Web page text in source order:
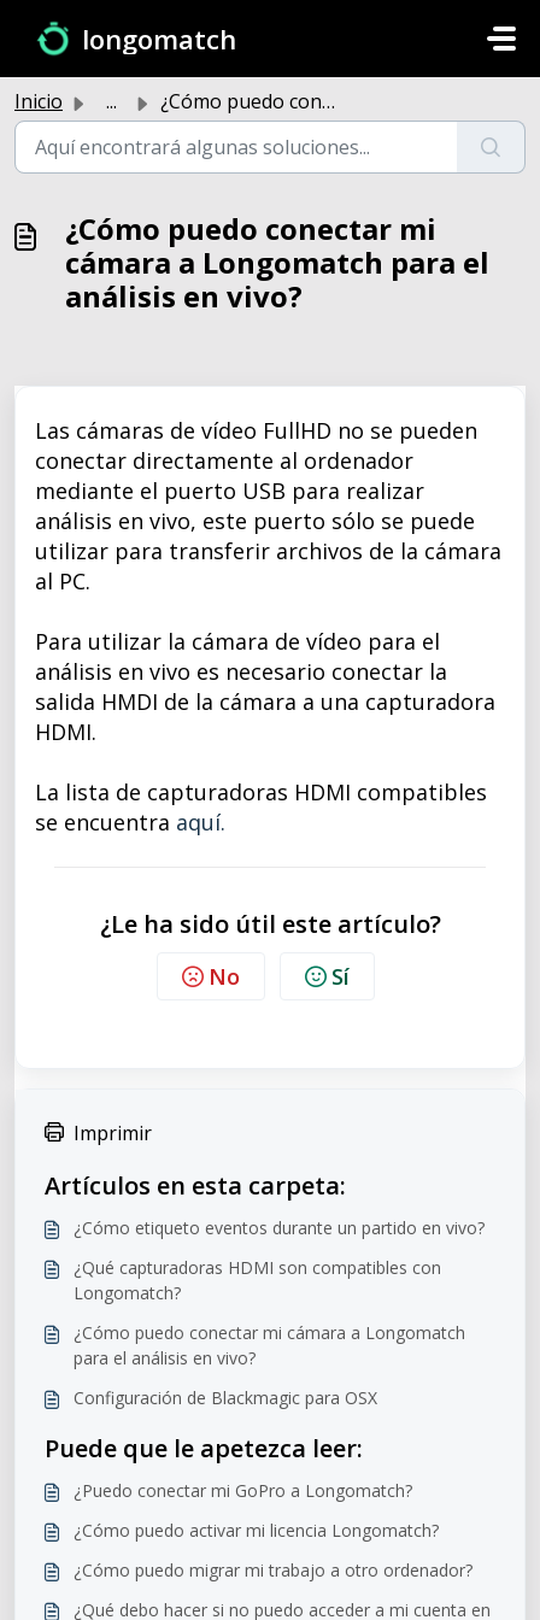
longomatch
Inicio ... ¿Cómo puedo conectar mi cámara a Longomatch para el análi...
¿Cómo puedo conectar mi
cámara a Longomatch para el
análisis en vivo?
Las cámaras de vídeo FullHD no se pueden
conectar directamente al ordenador
mediante el puerto USB para realizar
análisis en vivo, este puerto sólo se puede
utilizar para transferir archivos de la cámara
al PC.
Para utilizar la cámara de vídeo para el
análisis en vivo es necesario conectar la
salida HMDI de la cámara a una capturadora
HDMI.
La lista de capturadoras HDMI compatibles
se encuentra aquí.
¿Le ha sido útil este artículo?
No Sí
Imprimir
Artículos en esta carpeta:
¿Cómo etiqueto eventos durante un partido en vivo?
¿Qué capturadoras HDMI son compatibles con
Longomatch?
¿Cómo puedo conectar mi cámara a Longomatch
para el análisis en vivo?
Configuración de Blackmagic para OSX
Puede que le apetezca leer:
¿Puedo conectar mi GoPro a Longomatch?
¿Cómo puedo activar mi licencia Longomatch?
¿Cómo puedo migrar mi trabajo a otro ordenador?
¿Qué debo hacer si no puedo acceder a mi cuenta en